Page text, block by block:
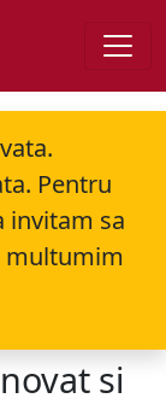
Pentru
invitam sa
multumim
si